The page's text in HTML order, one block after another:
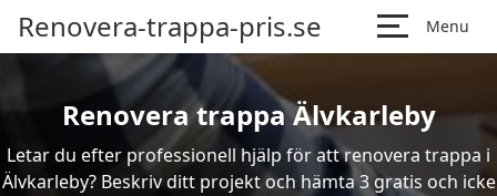
Renovera-trappa-pris.se Menu
Renovera trappa Älvkarleby
Letar du efter professionell hjälp för att renovera trappa i
Älvkarleby? Beskriv ditt projekt och hämta 3 gratis och icke